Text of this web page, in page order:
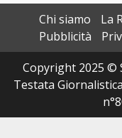
Chi siamo
La
Pubblicità
Copyright 2025 ©
Testata